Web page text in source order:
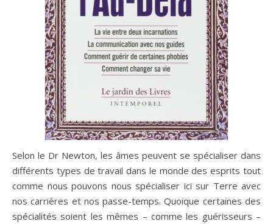
Selon le Dr Newton, les âmes peuvent se spécialiser dans
différents types de travail dans le monde des esprits tout
comme nous pouvons nous spécialiser ici sur Terre avec
nos carrières et nos passe-temps. Quoique certaines des
spécialités soient les mêmes – comme les guérisseurs –